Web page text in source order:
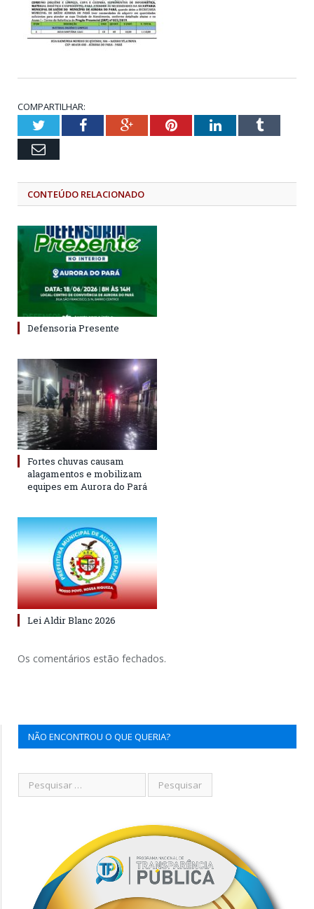
COMPARTILHAR:
TwitterFacebookGoogle+PinterestLinkedInTumblr
Email
CONTEÚDO RELACIONADO
Defensoria Presente
Fortes chuvas causam
alagamentos e mobilizam
equipes em Aurora do Pará
Lei Aldir Blanc 2026
Os comentários estão fechados.
NÃO ENCONTROU O QUE QUERIA?